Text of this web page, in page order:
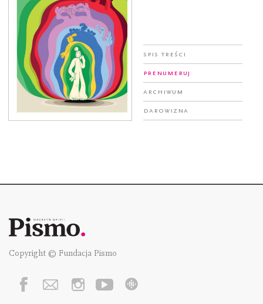
Spis treści
Prenumeruj
Archiwum
Darowizna
Copyright © Fundacja Pismo